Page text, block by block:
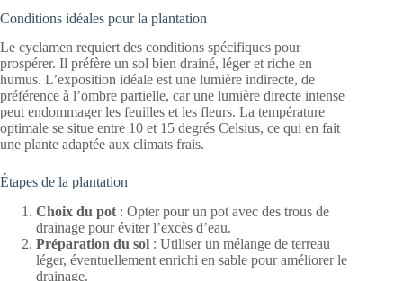
Conditions idéales pour la plantation
Le cyclamen requiert des conditions spécifiques pour
prospérer. Il préfère un sol bien drainé, léger et riche en
humus. L’exposition idéale est une lumière indirecte, de
préférence à l’ombre partielle, car une lumière directe intense
peut endommager les feuilles et les fleurs. La température
optimale se situe entre 10 et 15 degrés Celsius, ce qui en fait
une plante adaptée aux climats frais.
Étapes de la plantation
Choix du pot : Opter pour un pot avec des trous de
drainage pour éviter l’excès d’eau.
Préparation du sol : Utiliser un mélange de terreau
léger, éventuellement enrichi en sable pour améliorer le
drainage.